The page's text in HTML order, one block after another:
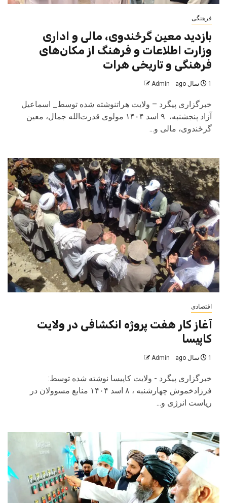
فرهنگی
بازدید معین گرځندوی، مالی و اداری
وزارت اطلاعات و فرهنگ از مکان‌های
فرهنگی و تاریخی هرات
1 سال ago Admin
خبرگزاری پیگرد – ولایت هراتنوشته شده توسط_ اسماعیل
آزاد پنجشنبه، ۹ اسد ۱۴۰۴ مولوی قدرت‌الله جمال، معین
گرځندوی، مالی و...
اقتصادی
آغاز کار هفت پروژه انکشافی در ولایت
کاپیسا
1 سال ago Admin
خبرگزاری پیگرد - ولایت کاپیسا نوشته شده توسط:
فرزادخموش چهارشنبه ، ۸ اسد ۱۴۰۴ منابع مسوولان در
ریاست انرژی و...